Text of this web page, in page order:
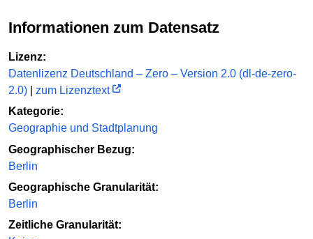
Informationen zum Datensatz
Lizenz:
Datenlizenz Deutschland – Zero – Version 2.0 (dl-de-zero-
2.0)
zum Lizenztext
Kategorie:
Geographie und Stadtplanung
Geographischer Bezug:
Berlin
Geographische Granularität:
Berlin
Zeitliche Granularität: